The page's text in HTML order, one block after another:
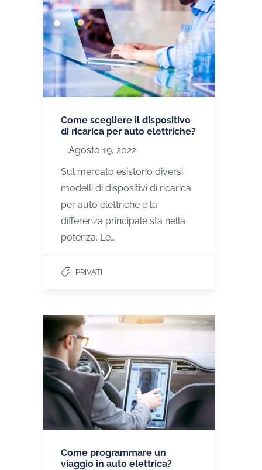
Come scegliere il dispositivo
di ricarica per auto elettriche?
Agosto 19, 2022
Sul mercato esistono diversi
modelli di dispositivi di ricarica
per auto elettriche e la
differenza principale sta nella
potenza. Le…
PRIVATI
Come programmare un
viaggio in auto elettrica?